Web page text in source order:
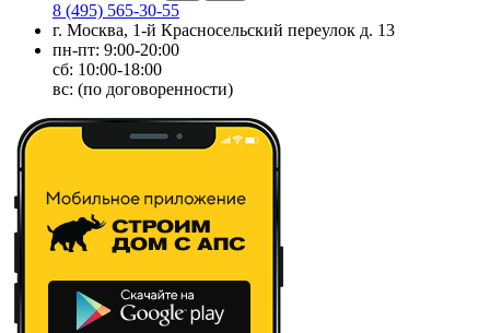
8 (495) 565-30-55
г. Москва, 1-й Красносельский переулок д. 13
пн-пт: 9:00-20:00
сб: 10:00-18:00
вс: (по договоренности)